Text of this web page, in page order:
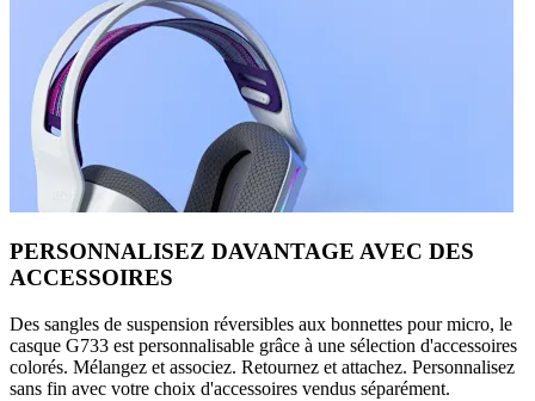
PERSONNALISEZ DAVANTAGE AVEC DES
ACCESSOIRES
Des sangles de suspension réversibles aux bonnettes pour micro, le
casque G733 est personnalisable grâce à une sélection d'accessoires
colorés. Mélangez et associez. Retournez et attachez. Personnalisez
sans fin avec votre choix d'accessoires vendus séparément.